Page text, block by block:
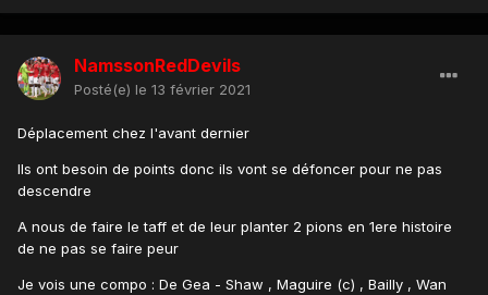
NamssonRedDevils
Posté(e) le 13 février 2021
Déplacement chez l'avant dernier
Ils ont besoin de points donc ils vont se défoncer pour ne pas
descendre
A nous de faire le taff et de leur planter 2 pions en 1ere histoire
de ne pas se faire peur
Je vois une compo : De Gea - Shaw , Maguire (c) , Bailly , Wan